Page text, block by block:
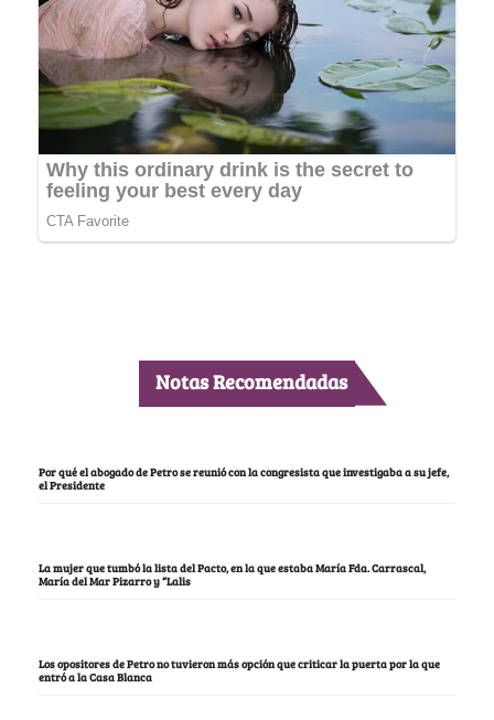
Notas Recomendadas
Por qué el abogado de Petro se reunió con la congresista que investigaba a su jefe,
el Presidente
La mujer que tumbó la lista del Pacto, en la que estaba María Fda. Carrascal,
María del Mar Pizarro y “Lalis
Los opositores de Petro no tuvieron más opción que criticar la puerta por la que
entró a la Casa Blanca